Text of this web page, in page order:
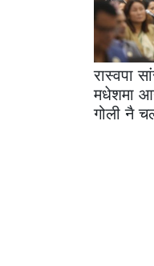
रास्वपा
मधेशमा
गोली नै